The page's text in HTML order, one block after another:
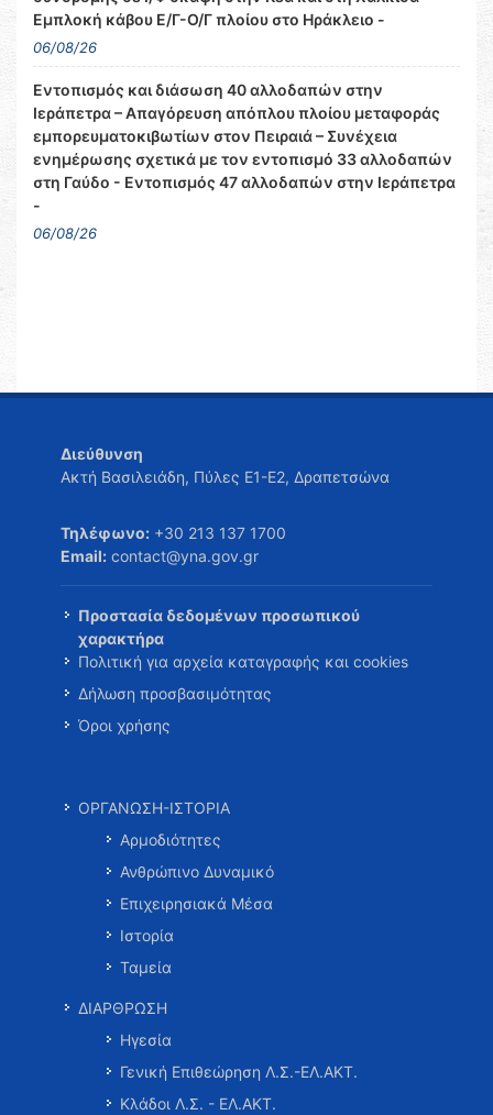
Εμπλοκή κάβου Ε/Γ-Ο/Γ πλοίου στο Ηράκλειο -
06/08/26
Εντοπισμός και διάσωση 40 αλλοδαπών στην
Ιεράπετρα – Απαγόρευση απόπλου πλοίου μεταφοράς
εμπορευματοκιβωτίων στον Πειραιά – Συνέχεια
ενημέρωσης σχετικά με τον εντοπισμό 33 αλλοδαπών
στη Γαύδο - Εντοπισμός 47 αλλοδαπών στην Ιεράπετρα
-
06/08/26
Διεύθυνση
Ακτή Βασιλειάδη, Πύλες Ε1-Ε2, Δραπετσώνα
Τηλέφωνο: +30 213 137 1700
Email: contact@yna.gov.gr
Προστασία δεδομένων προσωπικού
χαρακτήρα
Πολιτική για αρχεία καταγραφής και cookies
Δήλωση προσβασιμότητας
Όροι χρήσης
ΟΡΓΑΝΩΣΗ-ΙΣΤΟΡΙΑ
Αρμοδιότητες
Ανθρώπινο Δυναμικό
Επιχειρησιακά Μέσα
Ιστορία
Ταμεία
ΔΙΑΡΘΡΩΣΗ
Ηγεσία
Γενική Επιθεώρηση Λ.Σ.-ΕΛ.ΑΚΤ.
Κλάδοι Λ.Σ. - ΕΛ.ΑΚΤ.